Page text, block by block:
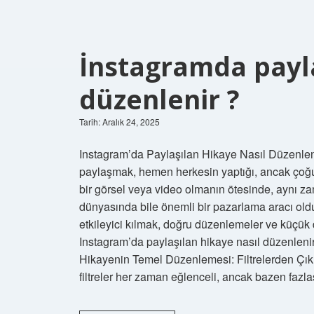
İnstagramda
düzenlenir ?
Tarih: Aralık 24, 2025
Instagram’da Paylaşılan Hikaye Nasıl
paylaşmak, hemen herkesin yaptığı, ancak
bir görsel veya video olmanın ötesinde, aynı
dünyasında bile önemli bir pazarlama aracı
etkileyici kılmak, doğru düzenlemeler ve
Instagram’da paylaşılan hikaye nasıl
Hikayenin Temel Düzenlemesi: Filtrelerden
filtreler her zaman eğlenceli, ancak bazen